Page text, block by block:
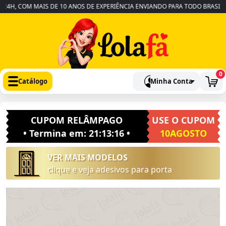
COM MAIS DE 10 ANOS DE EXPERIÊNCIA ENVIANDO PARA TODO BRASIL
Catálogo Minha Conta
0
CUPOM RELÂMPAGO
• Termina em: 21:13:16•
USE O CUPOM
10AGOSTO
VER MAIS MODELOS
clique e veja adesivos para porta